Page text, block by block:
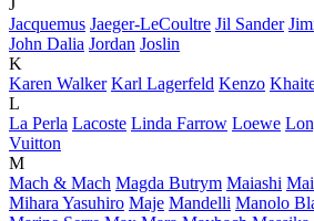
J
Jacquemus Jaeger-LeCoultre Jil Sander
John Dalia Jordan Joslin
K
Karen Walker Karl Lagerfeld Kenzo
L
La Perla Lacoste Linda Farrow Loewe
Vuitton
M
Mach & Mach Magda Butrym Maiashi
Mihara Yasuhiro Maje Mandelli Manolo